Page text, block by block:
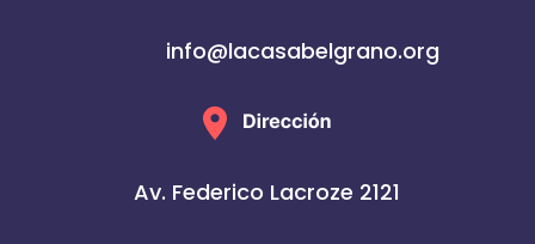
info@lacasabelgrano.org
Av. Federico Lacroze 2121